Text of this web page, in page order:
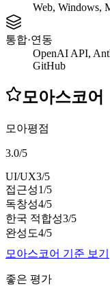
Web, Windows,
통합·연동
OpenAI API,
GitHub
모아스코어
모아평점
3.0/5
UI/UX3/5
접근성1/5
독창성4/5
한국 적합성3/5
완성도4/5
모아스코어 기준 보기
좋은 평가